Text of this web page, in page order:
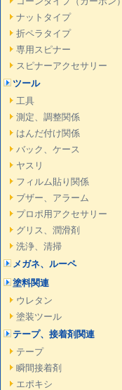
ナットタイプ
折ペラタイプ
専用スピナー
スピナーアクセサリー
ツール
工具
測定、調整関係
はんだ付け関係
バック、ケース
ヤスリ
フィルム貼り関係
ブザー、アラーム
プロポ用アクセサリー
グリス、潤滑剤
洗浄、清掃
メガネ、ルーペ
塗料関連
ウレタン
塗装ツール
テープ、接着剤関連
テープ
瞬間接着剤
エポキシ